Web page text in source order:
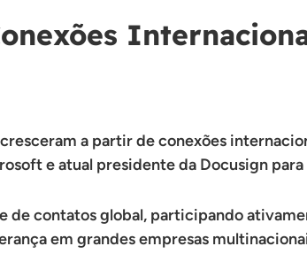
a partir de conexões
e atual presidente da Docusign
de contatos global, participando
em grandes empresas